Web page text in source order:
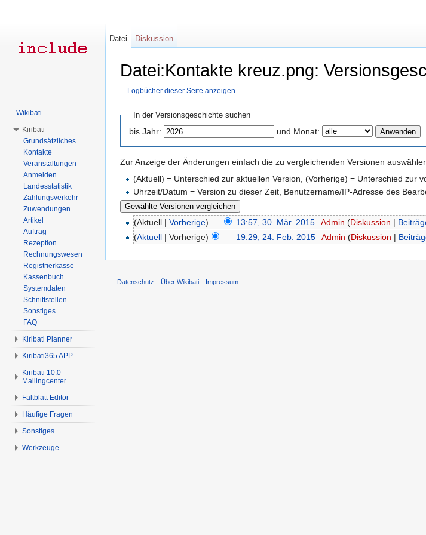
Datei:Kontakte kreuz.png:
Logbücher dieser Seite anzeigen
In der Versionsgeschichte suchen
bis Jahr: und Monat:
Zur Anzeige der Änderungen einfach die zu vergleichenden Versionen
(Aktuell) = Unterschied zur aktuellen Version, (Vorherige) = Unterschied zur
Uhrzeit/Datum = Version zu dieser Zeit, Benutzername/IP-Adresse des
(Aktuell |Vorherige) 13:57, 30. Mär. 2015 Admin (Diskussion |
(Aktuell | Vorherige) 19:29, 24. Feb. 2015 Admin (Diskussion |
Datei Diskussion
Wikibati
Kiribati
Grundsätzliches
Kontakte
Veranstaltungen
Anmelden
Landesstatistik
Zahlungsverkehr
Zuwendungen
Artikel
Auftrag
Rezeption
Rechnungswesen
Registrierkasse
Kassenbuch
Systemdaten
Schnittstellen
Sonstiges
FAQ
Kiribati Planner
Kiribati365 APP
Kiribati 10.0
Mailingcenter
Faltblatt Editor
Häufige Fragen
Sonstiges
Werkzeuge
Datenschutz Über Wikibati Impressum